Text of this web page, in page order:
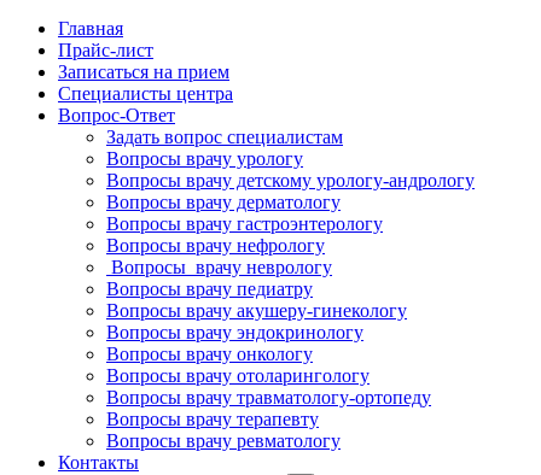
Главная
Прайс-лист
Записаться на прием
Специалисты центра
Вопрос-Ответ
Задать вопрос специалистам
Вопросы врачу урологу
Вопросы врачу детскому урологу-андрологу
Вопросы врачу дерматологу
Вопросы врачу гастроэнтерологу
Вопросы врачу нефрологу
Вопросы врачу неврологу
Вопросы врачу педиатру
Вопросы врачу акушеру-гинекологу
Вопросы врачу эндокринологу
Вопросы врачу онкологу
Вопросы врачу отоларингологу
Вопросы врачу травматологу-ортопеду
Вопросы врачу терапевту
Вопросы врачу ревматологу
Контакты